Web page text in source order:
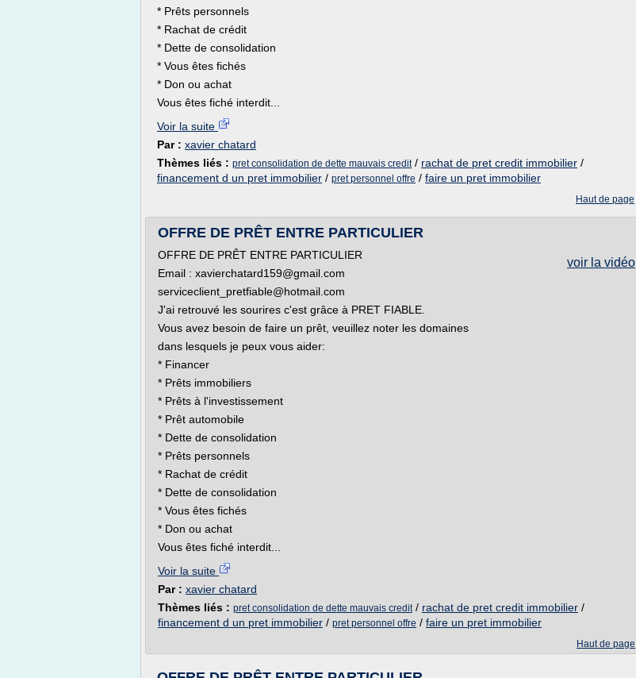
* Prêts personnels
* Rachat de crédit
* Dette de consolidation
* Vous êtes fichés
* Don ou achat
Vous êtes fiché interdit...
Voir la suite
Par : xavier chatard
Thèmes liés : pret consolidation de dette mauvais credit/ rachat de pret credit immobilier /
financement d un pret immobilier / pret personnel offre / faire un pret immobilier
Haut de page
OFFRE DE PRÊT ENTRE PARTICULIER
voir la vidéo
OFFRE DE PRÊT ENTRE PARTICULIER
Email : xavierchatard159@gmail.com
serviceclient_pretfiable@hotmail.com
J'ai retrouvé les sourires c'est grâce à PRET FIABLE.
Vous avez besoin de faire un prêt, veuillez noter les domaines
dans lesquels je peux vous aider:
* Financer
* Prêts immobiliers
* Prêts à l'investissement
* Prêt automobile
* Dette de consolidation
* Prêts personnels
* Rachat de crédit
* Dette de consolidation
* Vous êtes fichés
* Don ou achat
Vous êtes fiché interdit...
Voir la suite
Par : xavier chatard
Thèmes liés : pret consolidation de dette mauvais credit/ rachat de pret credit immobilier /
financement d un pret immobilier / pret personnel offre / faire un pret immobilier
Haut de page